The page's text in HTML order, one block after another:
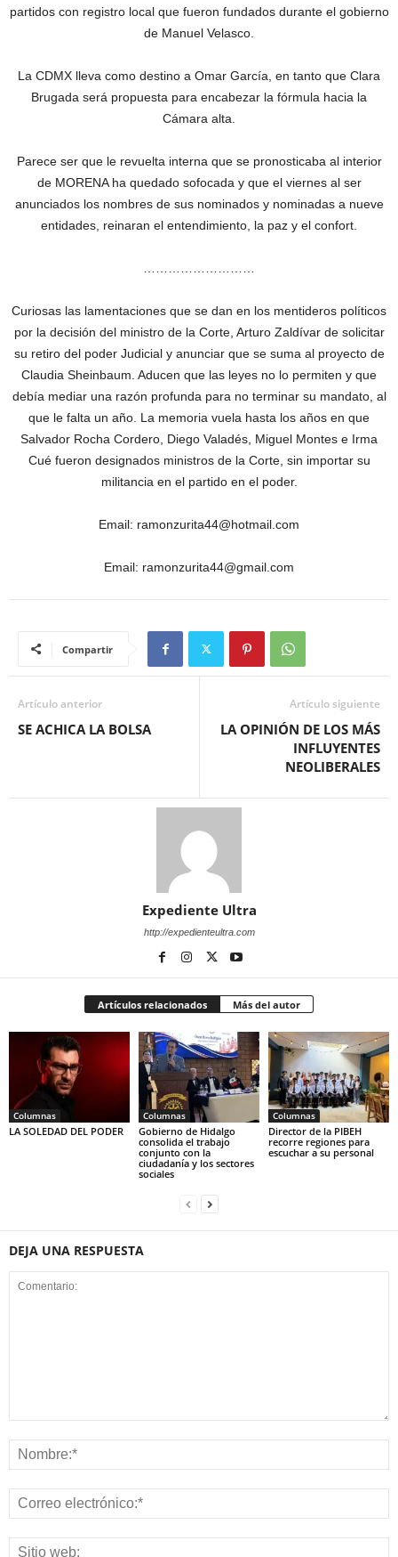
partidos con registro local que fueron fundados durante el gobierno
de Manuel Velasco.
La CDMX lleva como destino a Omar García, en tanto que Clara
Brugada será propuesta para encabezar la fórmula hacia la
Cámara alta.
Parece ser que le revuelta interna que se pronosticaba al interior
de MORENA ha quedado sofocada y que el viernes al ser
anunciados los nombres de sus nominados y nominadas a nueve
entidades, reinaran el entendimiento, la paz y el confort.
Curiosas las lamentaciones que se dan en los mentideros políticos
por la decisión del ministro de la Corte, Arturo Zaldívar de solicitar
su retiro del poder Judicial y anunciar que se suma al proyecto de
Claudia Sheinbaum. Aducen que las leyes no lo permiten y que
debía mediar una razón profunda para no terminar su mandato, al
que le falta un año. La memoria vuela hasta los años en que
Salvador Rocha Cordero, Diego Valadés, Miguel Montes e Irma
Cué fueron designados ministros de la Corte, sin importar su
militancia en el partido en el poder.
Email: ramonzurita44@hotmail.com
Email: ramonzurita44@gmail.com
Compartir
Artículo anterior
SE ACHICA LA BOLSA
Artículo siguiente
LA OPINIÓN DE LOS MÁS
INFLUYENTES
NEOLIBERALES
Expediente Ultra
http://expedienteultra.com
Artículos relacionados Más del autor
Columnas
LA SOLEDAD DEL PODER
Columnas
Gobierno de Hidalgo
consolida el trabajo
conjunto con la
ciudadanía y los sectores
sociales
Columnas
Director de la PIBEH
recorre regiones para
escuchar a su personal
DEJA UNA RESPUESTA